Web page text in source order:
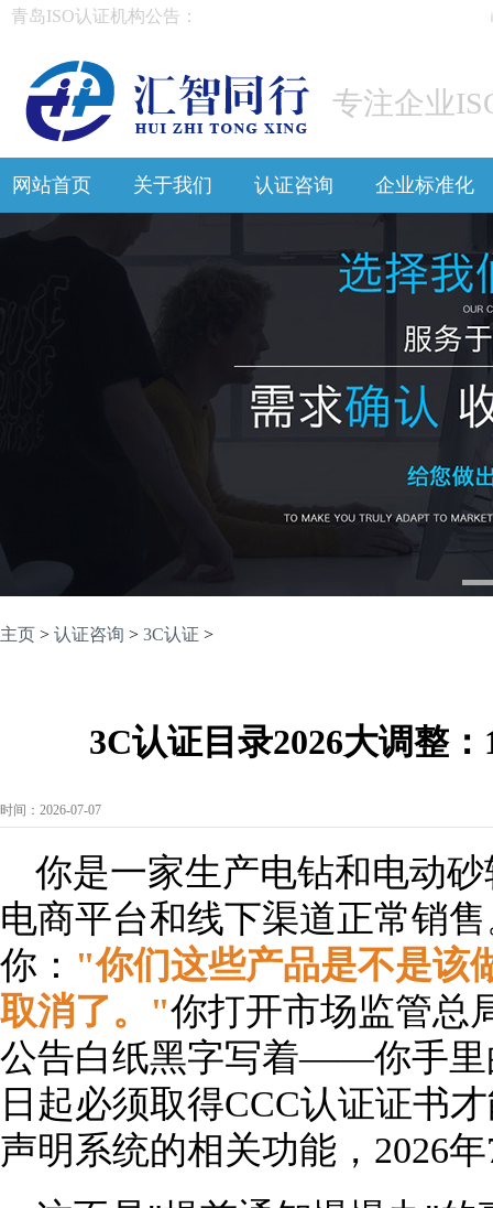
青岛ISO认证机构公告：
专注企业
网站首页 关于我们 认证咨询 企业标准化
1
主页 > 认证咨询 > 3C认证 >
3C认证目录2026大调整
时间：2026-07-07
你是一家生产电钻和电动
电商平台和线下渠道正常销
你： "你们这些产品是不是该
取消了。"你打开市场监管总
公告白纸黑字写着——你手里
日起必须取得CCC认证证书
声明系统的相关功能，2026